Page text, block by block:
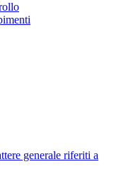
generale riferiti a